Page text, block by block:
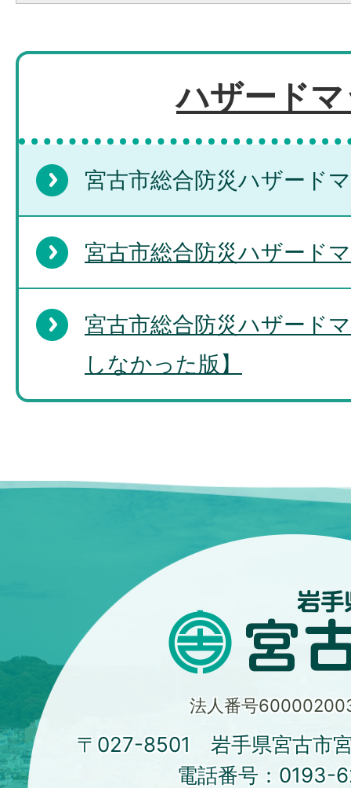
ハザード
宮古市総合防災ハザード
宮古市総合防災ハザード
宮古市総合防災ハザード
しなかった版】
法人番号
〒027-8501 岩手県宮古市
電話番号： 0193-